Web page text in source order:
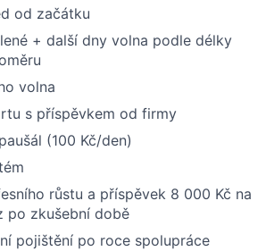
od začátku
+ další dny volna podle délky
volna
s příspěvkem od firmy
(100 Kč/den)
růstu a příspěvek 8 000 Kč na
po zkušební době
pojištění po roce spolupráce